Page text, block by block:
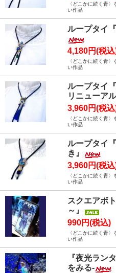
〈どこかに続く青
い作品
ループタイ
4,180円(税
〈どこかに続く青
い作品
ループタイ
リニューア
3,960円(税
〈どこかに続く青
い作品
ループタイ
き』
3,960円(税
〈どこかに続く青
い作品
スクエアボ
～』
990円(税込)
〈どこかに続く青
い作品
『夜光ラン
をみる-